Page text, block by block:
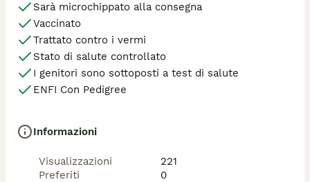
Sarà microchippato alla consegna
Vaccinato
Trattato contro i vermi
Stato di salute controllato
I genitori sono sottoposti a test di salute
ENFI Con Pedigree
Informazioni
Visualizzazioni
221
Preferiti
0